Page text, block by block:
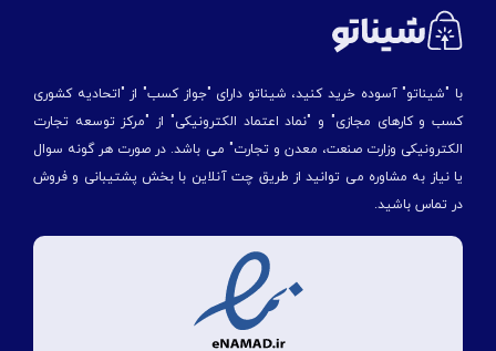
با "شیناتو" آسوده خرید کنید، شیناتو دارای "جواز کسب" از "اتحادیه کشوری
کسب و کارهای مجازی" و "نماد اعتماد الکترونیکی" از "مركز توسعه تجارت
الكترونیكی وزارت صنعت، معدن و تجارت" می باشد. در صورت هر گونه سوال
یا نیاز به مشاوره می توانید از طریق چت آنلاین با بخش پشتیبانی و فروش
در تماس باشید.